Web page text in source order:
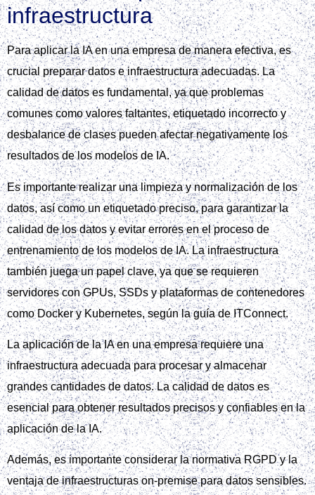
infraestructura
Para aplicar la IA en una empresa de manera efectiva, es
crucial preparar datos e infraestructura adecuadas. La
calidad de datos es fundamental, ya que problemas
comunes como valores faltantes, etiquetado incorrecto y
desbalance de clases pueden afectar negativamente los
resultados de los modelos de IA.
Es importante realizar una limpieza y normalización de los
datos, así como un etiquetado preciso, para garantizar la
calidad de los datos y evitar errores en el proceso de
entrenamiento de los modelos de IA. La infraestructura
también juega un papel clave, ya que se requieren
servidores con GPUs, SSDs y plataformas de contenedores
como Docker y Kubernetes, según la guía de ITConnect.
La aplicación de la IA en una empresa requiere una
infraestructura adecuada para procesar y almacenar
grandes cantidades de datos. La calidad de datos es
esencial para obtener resultados precisos y confiables en la
aplicación de la IA.
Además, es importante considerar la normativa RGPD y la
ventaja de infraestructuras on-premise para datos sensibles.